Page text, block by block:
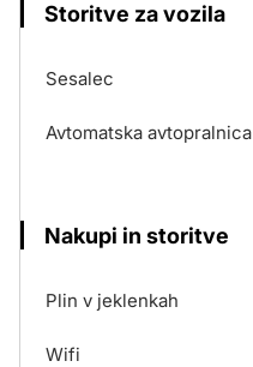
Storitve za vozila
Sesalec
Avtomatska avtopralnica
Nakupi in storitve
Plin v jeklenkah
Wifi